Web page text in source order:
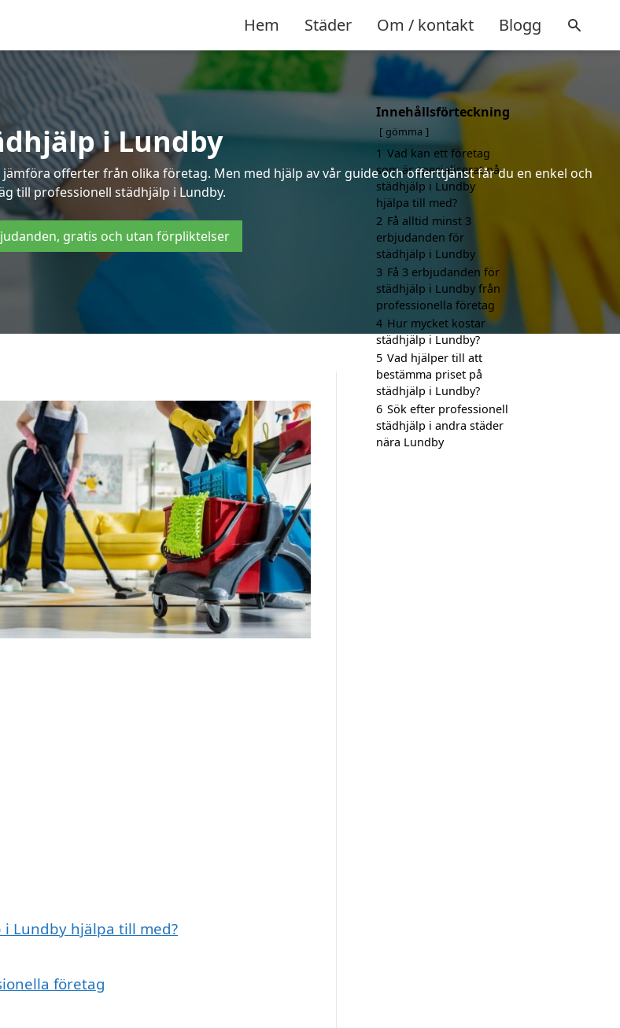
Hem Städer Om / kontakt Blogg
i Lundby
offerter från olika företag. Men med hjälp av vår guide och offerttjänst får du en enkel och
till professionell städhjälp i Lundby.
gratis och utan förpliktelser
Lundby hjälpa till med?
företag
Innehållsförteckning
gömma
1 Vad kan ett företag
som är specialiserat på
städhjälp i Lundby
hjälpa till med?
2 Få alltid minst 3
erbjudanden för
städhjälp i Lundby
3 Få 3 erbjudanden för
städhjälp i Lundby från
professionella företag
4 Hur mycket kostar
städhjälp i Lundby?
5 Vad hjälper till att
bestämma priset på
städhjälp i Lundby?
6 Sök efter professionell
städhjälp i andra städer
nära Lundby